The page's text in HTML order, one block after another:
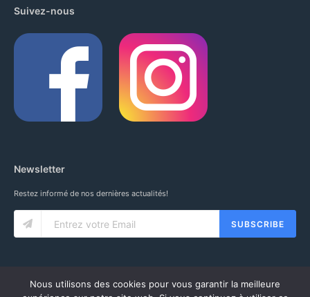
Suivez-nous
Newsletter
Restez informé de nos dernières actualités!
SUBSCRIBE
Nous utilisons des cookies pour vous garantir la meilleure